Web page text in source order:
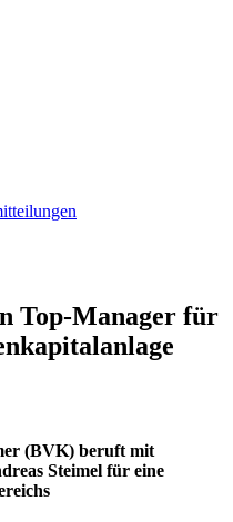
Top-Manager für
(BVK) beruft mit
Steimel für eine